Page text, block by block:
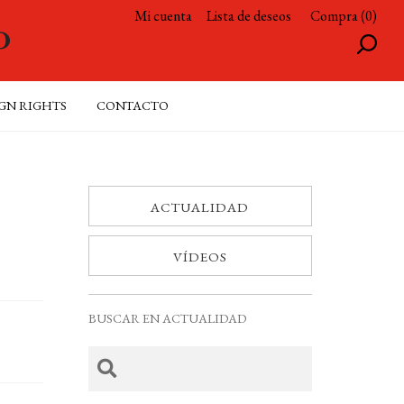
Mi cuenta Lista de deseos Compra (0)
RIGHTS CONTACTO
ACTUALIDAD
VÍDEOS
BUSCAR EN ACTUALIDAD